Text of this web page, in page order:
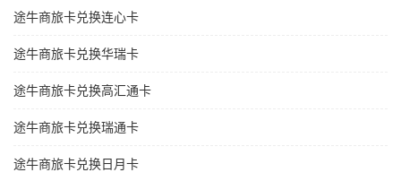
途牛商旅卡兑换连心卡
途牛商旅卡兑换华瑞卡
途牛商旅卡兑换高汇通卡
途牛商旅卡兑换瑞通卡
途牛商旅卡兑换日月卡